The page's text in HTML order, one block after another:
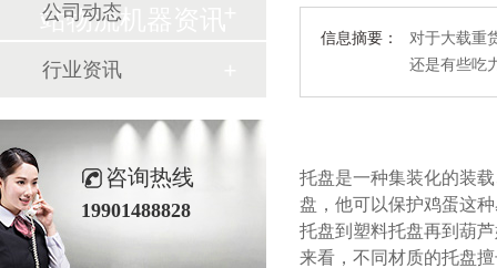
信息摘要：
对于大载重货
还是有些吃力
托盘是一种集装化的装载
盘，他可以保护鸡蛋这
托盘到塑料托盘再到葫芦
来看，不同材质的托盘
站物流机器资讯
公司动态
行业资讯
咨询热线
19901488828